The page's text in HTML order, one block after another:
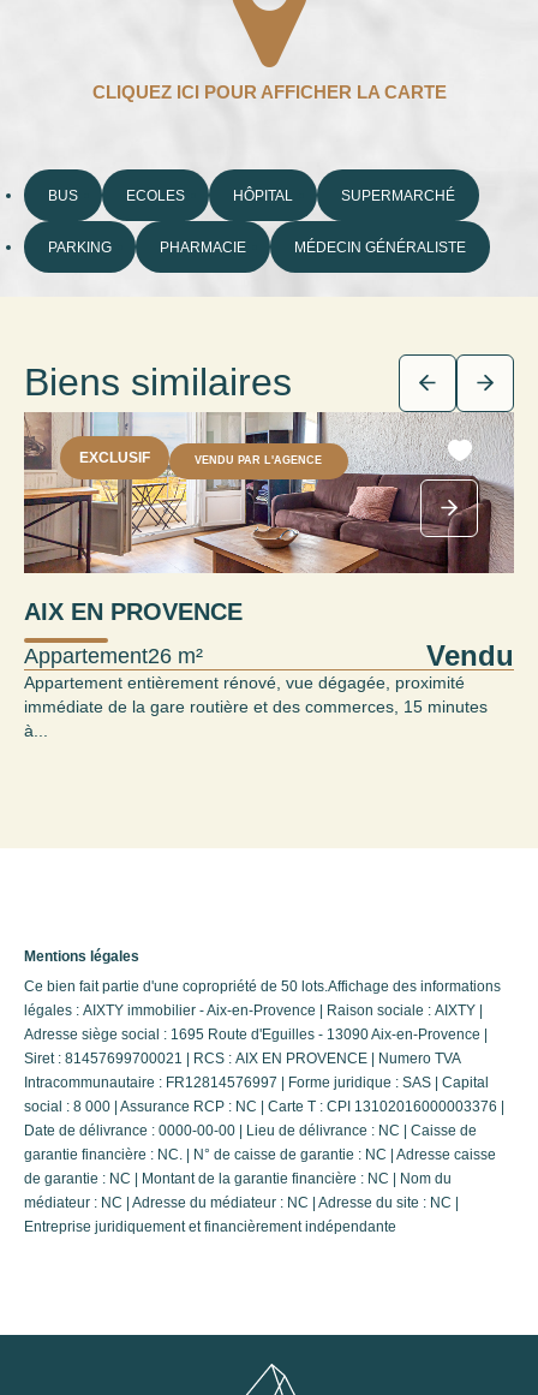
BUS ECOLES HÔPITAL SUPERMARCHÉ
PARKING PHARMACIE MÉDECIN GÉNÉRALISTE
Biens similaires
EXCLUSIF VENDU PAR L'AGENCE
AIX EN PROVENCE
Appartement26 m² Vendu
Appartement entièrement rénové, vue dégagée, proximité
immédiate de la gare routière et des commerces, 15 minutes
à...
Mentions légales
Ce bien fait partie d'une copropriété de 50 lots.Affichage des informations
légales : AIXTY immobilier - Aix-en-Provence | Raison sociale : AIXTY |
Adresse siège social : 1695 Route d'Eguilles - 13090 Aix-en-Provence |
Siret : 81457699700021 | RCS : AIX EN PROVENCE | Numero TVA
Intracommunautaire : FR12814576997 | Forme juridique : SAS | Capital
social : 8 000 | Assurance RCP : NC | Carte T : CPI 13102016000003376 |
Date de délivrance : 0000-00-00 | Lieu de délivrance : NC | Caisse de
garantie financière : NC. | N° de caisse de garantie : NC | Adresse caisse
de garantie : NC | Montant de la garantie financière : NC | Nom du
médiateur : NC | Adresse du médiateur : NC | Adresse du site : NC |
Entreprise juridiquement et financièrement indépendante